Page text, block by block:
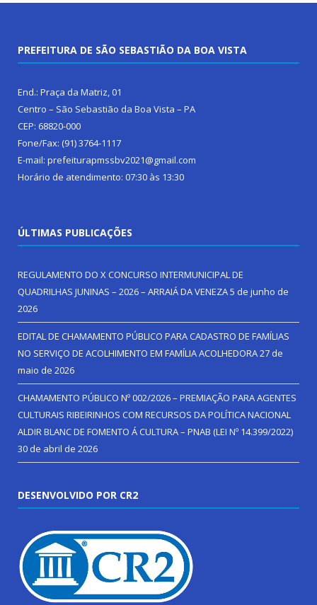
PREFEITURA DE SÃO SEBASTIÃO DA BOA VISTA
End.: Praça da Matriz, 01
Centro – São Sebastião da Boa Vista – PA
CEP: 68820-000
Fone/Fax: (91) 3764-1117
E-mail: prefeiturapmssbv2021@gmail.com
Horário de atendimento: 07:30 às 13:30
ÚLTIMAS PUBLICAÇÕES
REGULAMENTO DO X CONCURSO INTERMUNICIPAL DE
QUADRILHAS JUNINAS – 2026 – ARRAIÁ DA VENEZA5 de junho de
2026
EDITAL DE CHAMAMENTO PÚBLICO PARA CADASTRO DE FAMÍLIAS
NO SERVIÇO DE ACOLHIMENTO EM FAMÍLIA ACOLHEDORA27 de
maio de 2026
CHAMAMENTO PÚBLICO Nº 002/2026 – PREMIAÇÃO PARA AGENTES
CULTURAIS RIBEIRINHOS COM RECURSOS DA POLÍTICA NACIONAL
ALDIR BLANC DE FOMENTO Á CULTURA – PNAB (LEI Nº 14.399/2022)
30 de abril de 2026
DESENVOLVIDO POR CR2